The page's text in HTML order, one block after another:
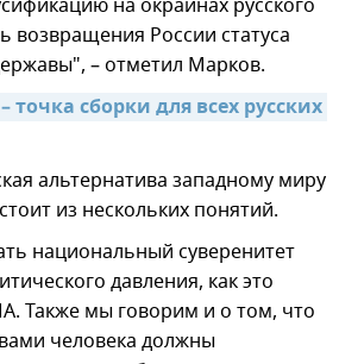
на окраинах русского
возвращения России статуса
– отметил Марков.
сборки для всех русских
альтернатива западному миру
из нескольких понятий.
национальный суверенитет
давления, как это
Также мы говорим и о том, что
человека должны